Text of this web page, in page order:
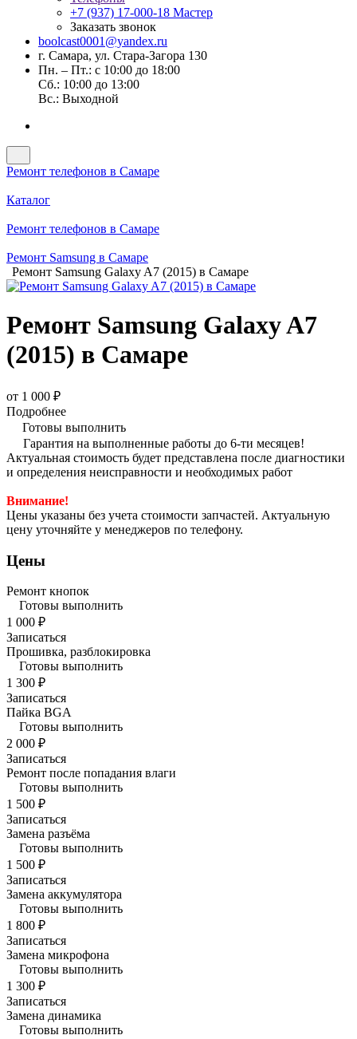
+7 (937) 17-000-18 Мастер
Заказать звонок
boolcast0001@yandex.ru
г. Самара, ул. Стара-Загора 130
Пн. – Пт.: с 10:00 до 18:00
Сб.: 10:00 до 13:00
Вс.: Выходной
Ремонт телефонов в Самаре
Каталог
Ремонт телефонов в Самаре
Ремонт Samsung в Самаре
Ремонт Samsung Galaxy A7 (2015) в Самаре
Ремонт Samsung Galaxy A7
(2015) в Самаре
от 1 000 ₽
Подробнее
Готовы выполнить
Гарантия на выполненные работы до 6-ти месяцев!
Актуальная стоимость будет представлена после диагностики
и определения неисправности и необходимых работ
Внимание!
Цены указаны без учета стоимости запчастей. Актуальную
цену уточняйте у менеджеров по телефону.
Цены
Ремонт кнопок
Готовы выполнить
1 000 ₽
Записаться
Прошивка, разблокировка
Готовы выполнить
1 300 ₽
Записаться
Пайка BGA
Готовы выполнить
2 000 ₽
Записаться
Ремонт после попадания влаги
Готовы выполнить
1 500 ₽
Записаться
Замена разъёма
Готовы выполнить
1 500 ₽
Записаться
Замена аккумулятора
Готовы выполнить
1 800 ₽
Записаться
Замена микрофона
Готовы выполнить
1 300 ₽
Записаться
Замена динамика
Готовы выполнить